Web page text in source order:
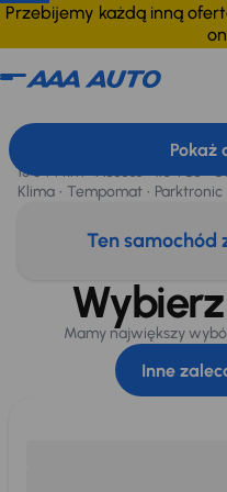
Przebijemy każdą inną
,
13 644 km Access 1.0 TCe
Klima
Tempomat Parktronic
Ten samochód
Pokaż
Mamy największy
Inne